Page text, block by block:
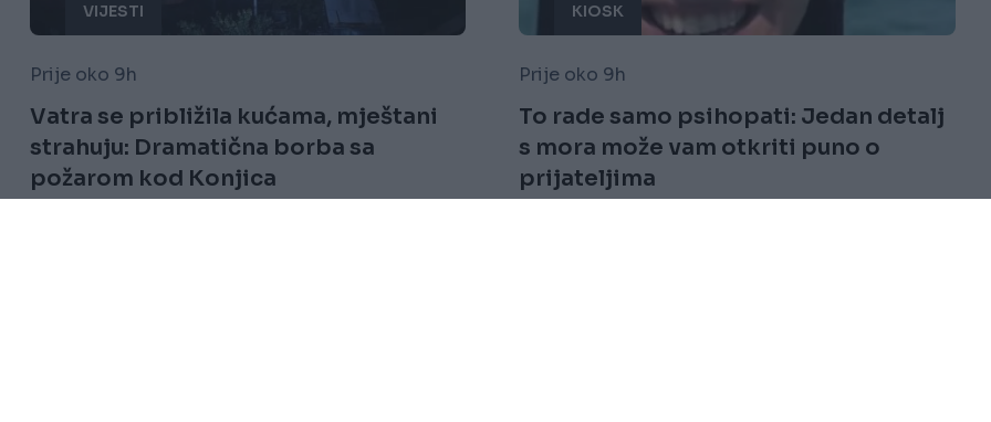
VIJESTI
Prije oko 9h
Vatra se približila kućama, mještani
strahuju: Dramatična borba sa
požarom kod Konjica
KIOSK
Prije oko 9h
To rade samo psihopati: Jedan detalj
s mora može vam otkriti puno o
prijateljima